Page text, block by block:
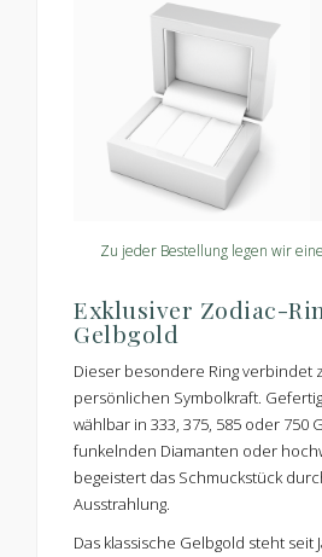
Zu jeder Bestellung legen wir
Exklusiver Zodiac-
Gelbgold
Dieser besondere Ring verbindet
persönlichen Symbolkraft.
wählbar in 333, 375, 585 oder
funkelnden Diamanten oder
begeistert das Schmuckstück
Ausstrahlung.
Das klassische Gelbgold steht